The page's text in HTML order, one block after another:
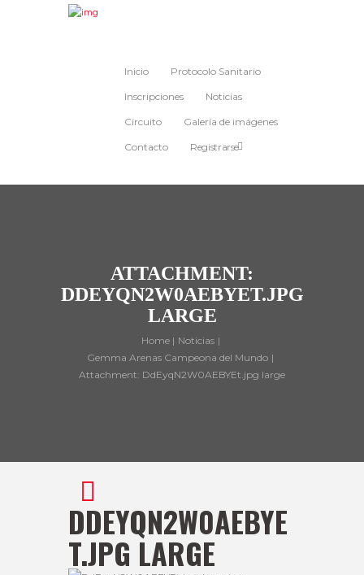
Inicio Protocolo Sanitario
Inscripciones Noticias
Circuito Galería de imágenes
Contacto Registrarse
ATTACHMENT:
DDEYQN2W0AEBYET.JPG
LARGE
Home
Noticias
Gemma Arenas Campeona del Mundo
Attachment: DdEyqN2W0AEBYEt.jpg large
DDEYQN2W0AEBYE
T.JPG LARGE